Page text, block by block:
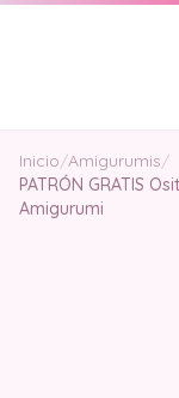
Inicio/Amigurumis/
PATRÓN GRATIS
Amigurumi